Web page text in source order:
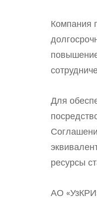
Компания
Для
ресурсы
АО